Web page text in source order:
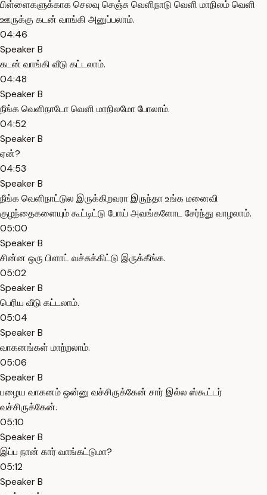
பிள்ளைகளுக்காக செலவு செஞ்சு வெளிநாடு வெளி மாநிலம் வெளி
ஊருக்கு கடன் வாங்கி அனுப்பலாம்.
04:46
Speaker B
கடன் வாங்கி வீடு கட்டலாம்.
04:48
Speaker B
நீங்க வெளிநாடோ வெளி மாநிலமோ போலாம்.
04:52
Speaker B
ஏன்?
04:53
Speaker B
நீங்க வெளிநாட்டுல இருக்கிறவரா இருந்தா உங்க மனைவி
குழந்தைகளையும் கூட்டிட்டு போய் அவங்களோட சேர்ந்து வாழலாம்.
05:00
Speaker B
சின்ன ஒரு பிளாட் வச்சுக்கிட்டு இருக்கீங்க.
05:02
Speaker B
பெரிய வீடு கட்டலாம்.
05:04
Speaker B
வாகனங்கள் மாற்றலாம்.
05:06
Speaker B
பழைய வாகனம் ஒன்னு வச்சிருக்கேன் சார் இல்ல ஸ்கூட்டர்
வச்சிருக்கேன்.
05:10
Speaker B
இப்ப நான் கார் வாங்கட்டுமா?
05:12
Speaker B